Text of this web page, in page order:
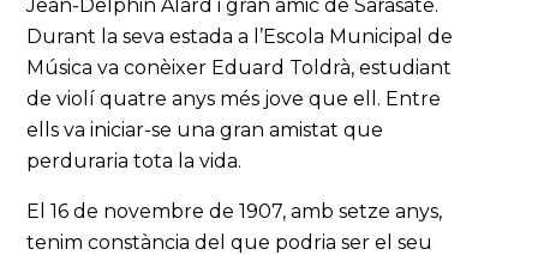
Jean-Delphin Alard i gran amic de Sarasate.
Durant la seva estada a l’Escola Municipal de
Música va conèixer Eduard Toldrà, estudiant
de violí quatre anys més jove que ell. Entre
ells va iniciar-se una gran amistat que
perduraria tota la vida.
El 16 de novembre de 1907, amb setze anys,
tenim constància del que podria ser el seu